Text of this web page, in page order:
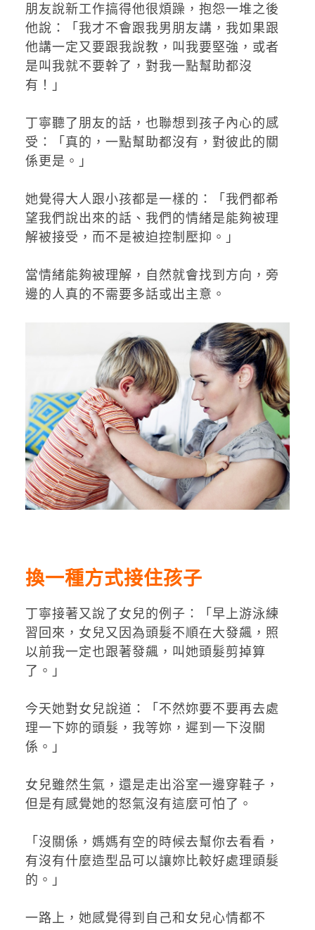
朋友說新工作搞得他很煩躁，抱怨一堆之後
他說：「我才不會跟我男朋友講，我如果跟
他講一定又要跟我說教，叫我要堅強，或者
是叫我就不要幹了，對我一點幫助都沒
有！」
丁寧聽了朋友的話，也聯想到孩子內心的感
受：「真的，一點幫助都沒有，對彼此的關
係更是。」
她覺得大人跟小孩都是一樣的：「我們都希
望我們說出來的話、我們的情緒是能夠被理
解被接受，而不是被迫控制壓抑。」
當情緒能夠被理解，自然就會找到方向，旁
邊的人真的不需要多話或出主意。
換一種方式接住孩子
丁寧接著又說了女兒的例子：「早上游泳練
習回來，女兒又因為頭髮不順在大發飆，照
以前我一定也跟著發飆，叫她頭髮剪掉算
了。」
今天她對女兒說道：「不然妳要不要再去處
理一下妳的頭髮，我等妳，遲到一下沒關
係。」
女兒雖然生氣，還是走出浴室一邊穿鞋子，
但是有感覺她的怒氣沒有這麼可怕了。
「沒關係，媽媽有空的時候去幫你去看看，
有沒有什麼造型品可以讓妳比較好處理頭髮
的。」
一路上，她感覺得到自己和女兒心情都不